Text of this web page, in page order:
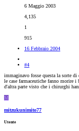
6 Maggio 2003
4,135
1
915
16 Febbraio 2004
#4
immaginavo fosse questa la sorte di
le case farmaceutiche fanno morire
d'altra parte visto che i chirurghi
M
mitzukunimito77
Utente